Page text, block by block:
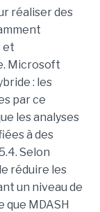
réaliser des
et
Microsoft
: les
par ce
les analyses
à des
Selon
réduire les
un niveau de
MDASH